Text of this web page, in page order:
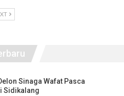
Sinaga Wafat Pasca
Sidikalang